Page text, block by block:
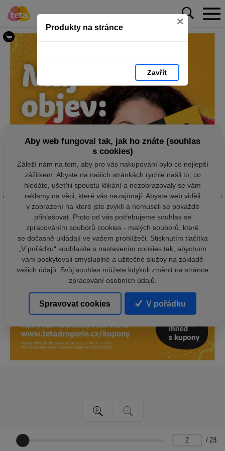
Produkty na stránce ×
Zavřít
/ 23
Aby web fungoval tak, jak ho znáte (souhlas
s cookies)
Záleží nám na tom, aby pro vás nakupování bylo co nejlepší
zážitkem. Abyste na našich stránkách rychle našli to, co
hledáte, ušetřili spoustu klikání a nezobrazovaly se vám
reklamy na věci, které vás nezajímají. Abyste web viděli
v zobrazení na které jste zvyklí a nemuseli se pokaždé
přihlašovat. Proto od vás potřebujeme souhlas se
zpracováním souborů cookies - malých souborů, které
se dočasně ukládají ve vašem prohlížeči. Stisknutím tlačítka
„V pořádku“ souhlasíte s nastavením cookies tak, abychom
vám poskytovali smysluplné a užitečné služby na základě
vašich údajů. Svůj souhlas můžete kdykoli změnit na stránce
zpracování osobních údajů.
Spravovat cookies V pořádku